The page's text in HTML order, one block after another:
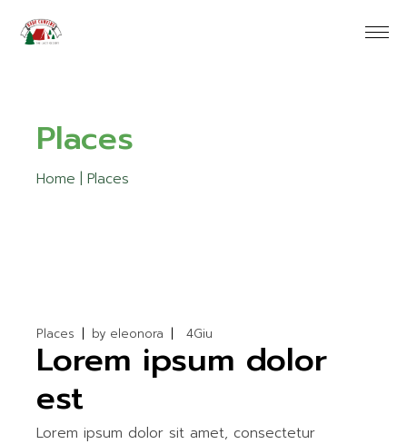
the
content
Places
Home Places
Places by eleonora 4Giu
Lorem ipsum dolor
est
Lorem ipsum dolor sit amet, consectetur